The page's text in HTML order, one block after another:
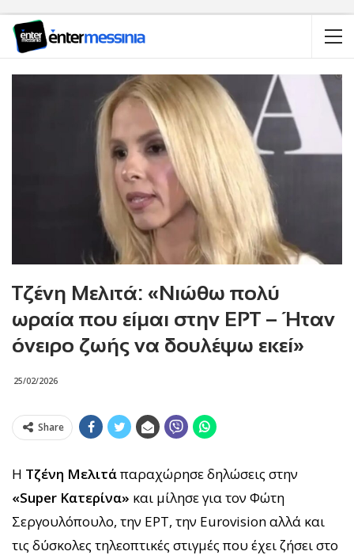
Τζένη Μελιτά: «Νιώθω πολύ
ωραία που είμαι στην ΕΡΤ – Ήταν
όνειρο ζωής να δουλέψω εκεί»
25/02/2026
Share
Η Τζένη Μελιτάπαραχώρησε δηλώσεις στην
«Super Κατερίνα» και μίλησε για τον Φώτη
Σεργουλόπουλο, την ΕΡΤ, την Eurovision αλλά και
τις δύσκολες τηλεοπτικές στιγμές που έχει ζήσει στο